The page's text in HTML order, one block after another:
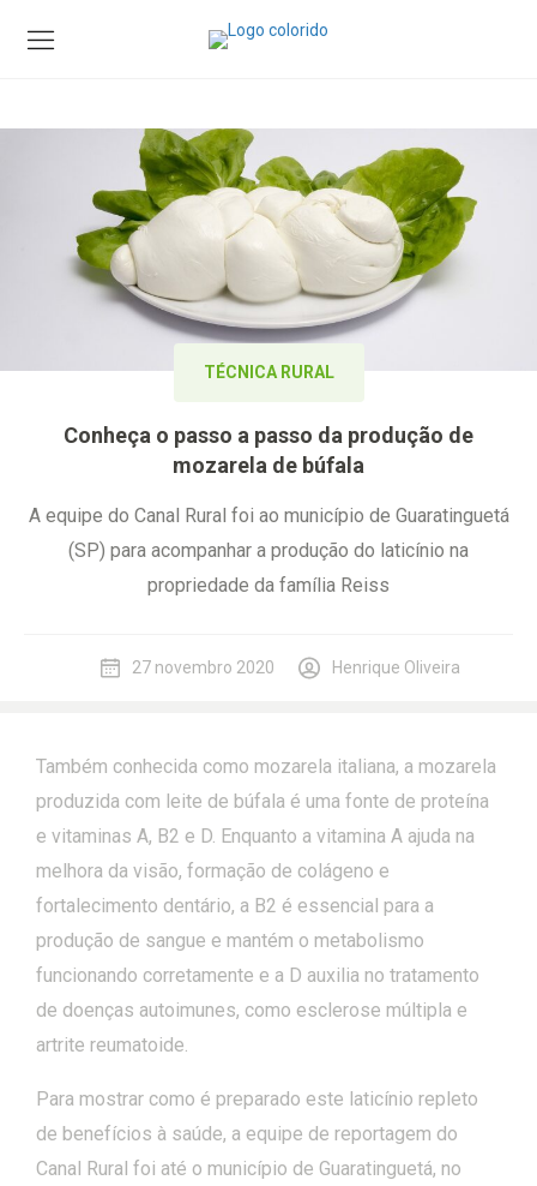
TÉCNICA RURAL
Conheça o passo a passo da produção de
mozarela de búfala
A equipe do Canal Rural foi ao município de Guaratinguetá
(SP) para acompanhar a produção do laticínio na
propriedade da família Reiss
27 novembro 2020 Henrique Oliveira
Também conhecida como mozarela italiana, a mozarela
produzida com leite de búfala é uma fonte de proteína
e vitaminas A, B2 e D. Enquanto a vitamina A ajuda na
melhora da visão, formação de colágeno e
fortalecimento dentário, a B2 é essencial para a
produção de sangue e mantém o metabolismo
funcionando corretamente e a D auxilia no tratamento
de doenças autoimunes, como esclerose múltipla e
artrite reumatoide.
Para mostrar como é preparado este laticínio repleto
de benefícios à saúde, a equipe de reportagem do
Canal Rural foi até o município de Guaratinguetá, no